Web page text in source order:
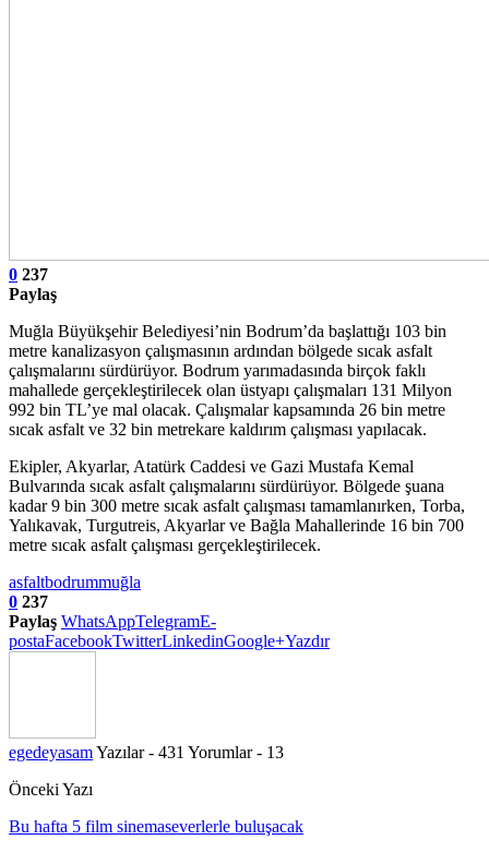
0 237
Paylaş
Muğla Büyükşehir Belediyesi’nin Bodrum’da başlattığı 103 bin
metre kanalizasyon çalışmasının ardından bölgede sıcak asfalt
çalışmalarını sürdürüyor. Bodrum yarımadasında birçok faklı
mahallede gerçekleştirilecek olan üstyapı çalışmaları 131 Milyon
992 bin TL’ye mal olacak. Çalışmalar kapsamında 26 bin metre
sıcak asfalt ve 32 bin metrekare kaldırım çalışması yapılacak.
Ekipler, Akyarlar, Atatürk Caddesi ve Gazi Mustafa Kemal
Bulvarında sıcak asfalt çalışmalarını sürdürüyor. Bölgede şuana
kadar 9 bin 300 metre sıcak asfalt çalışması tamamlanırken, Torba,
Yalıkavak, Turgutreis, Akyarlar ve Bağla Mahallerinde 16 bin 700
metre sıcak asfalt çalışması gerçekleştirilecek.
asfaltbodrummuğla
0 237
Paylaş WhatsAppTelegramE-
postaFacebookTwitterLinkedinGoogle+Yazdır
egedeyasamYazılar - 431 Yorumlar - 13
Önceki Yazı
Bu hafta 5 film sinemaseverlerle buluşacak